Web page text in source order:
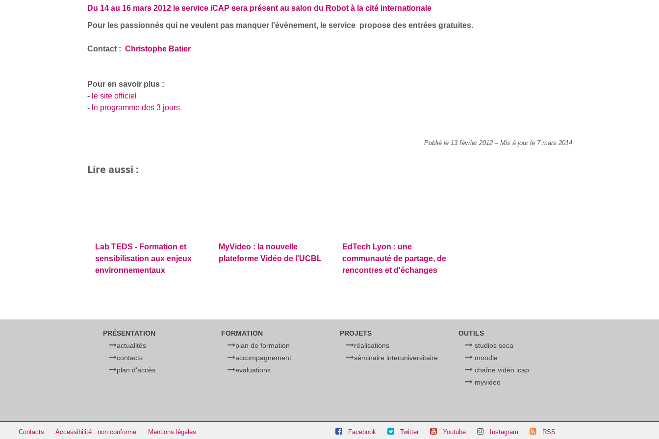
Du 14 au 16 mars 2012 le service iCAP sera présent au salon du Robot à la cité internationale
Pour les passionnés qui ne veulent pas manquer l'évènement, le service propose des entrées gratuites.
Contact : Christophe Batier
Pour en savoir plus :
- le site officiel
- le programme des 3 jours
Publié le 13 février 2012 – Mis à jour le 7 mars 2014
Lire aussi :
Lab TEDS - Formation et
sensibilisation aux enjeux
environnementaux
MyVideo : la nouvelle
plateforme Vidéo de l'UCBL
EdTech Lyon : une
communauté de partage, de
rencontres et d'échanges
PRÉSENTATION
actualités
contacts
plan d'accès
FORMATION
plan de formation
accompagnement
evaluations
PROJETS
réalisations
séminaire interuniversitaire
OUTILS
studios seca
moodle
chaîne vidéo icap
myvideo
Contacts Accessibilité : non conforme Mentions légales Facebook Twitter Youtube Instagram RSS